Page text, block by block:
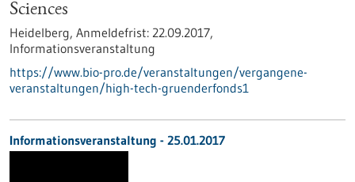
Sciences
Heidelberg, Anmeldefrist: 22.09.2017,
Informationsveranstaltung
https://www.bio-pro.de/veranstaltungen/vergangene-
veranstaltungen/high-tech-gruenderfonds1
Informationsveranstaltung - 25.01.2017